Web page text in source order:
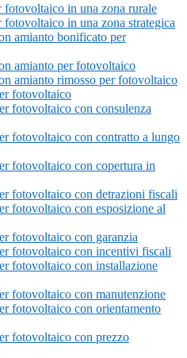
fotovoltaico in una zona rurale
fotovoltaico in una zona strategica
amianto bonificato per
amianto per fotovoltaico
amianto rimosso per fotovoltaico
fotovoltaico
fotovoltaico con consulenza
fotovoltaico con contratto a lungo
fotovoltaico con copertura in
fotovoltaico con detrazioni fiscali
fotovoltaico con esposizione al
fotovoltaico con garanzia
fotovoltaico con incentivi fiscali
fotovoltaico con installazione
fotovoltaico con manutenzione
fotovoltaico con orientamento
fotovoltaico con prezzo